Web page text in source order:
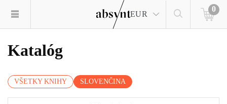
EUR
0
Katalóg
VŠETKY KNIHY SLOVENČINA